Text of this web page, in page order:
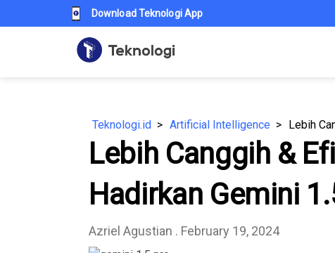
Download Teknologi App
Teknologi.id Artificial Intelligence
Lebih Canggih &
Hadirkan Gemini
Azriel Agustian . February 19, 2024